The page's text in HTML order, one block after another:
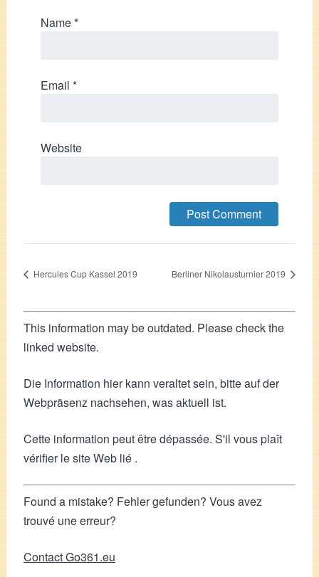
Name*
Email *
Website
Hercules Cup Kassel 2019 Berliner Nikolausturnier 2019
This information may be outdated. Please check the
linked website.
Die Information hier kann veraltet sein, bitte auf der
Webpräsenz nachsehen, was aktuell ist.
Cette information peut être dépassée. S'il vous plaît
vérifier le site Web lié .
Found a mistake? Fehler gefunden? Vous avez
trouvé une erreur?
Contact Go361.eu